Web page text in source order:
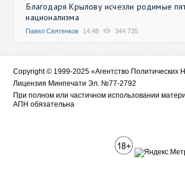
Благодаря Крылову исчезли родимые
национализма
Павел Святенков 14:48 344 735
Copyright © 1999-2025 «Агентство Политических
Лицензия Минпечати Эл. №77-2792
При полном или частичном использовании
АПН обязательна